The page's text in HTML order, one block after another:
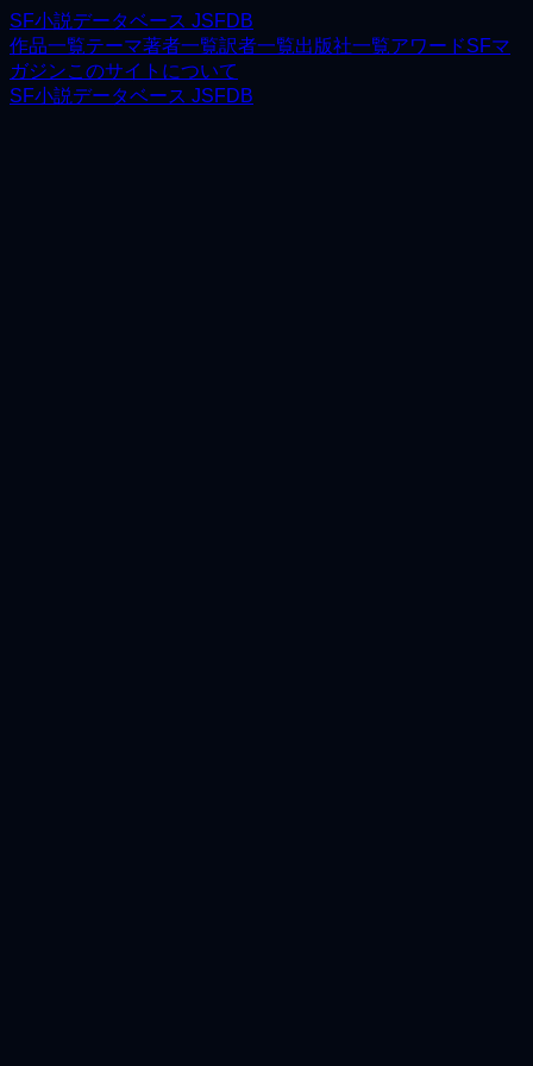
SF小説データベース JSFDB
作品一覧テーマ著者一覧訳者一覧出版社一覧アワードSFマ
ガジンこのサイトについて
SF小説データベース JSFDB